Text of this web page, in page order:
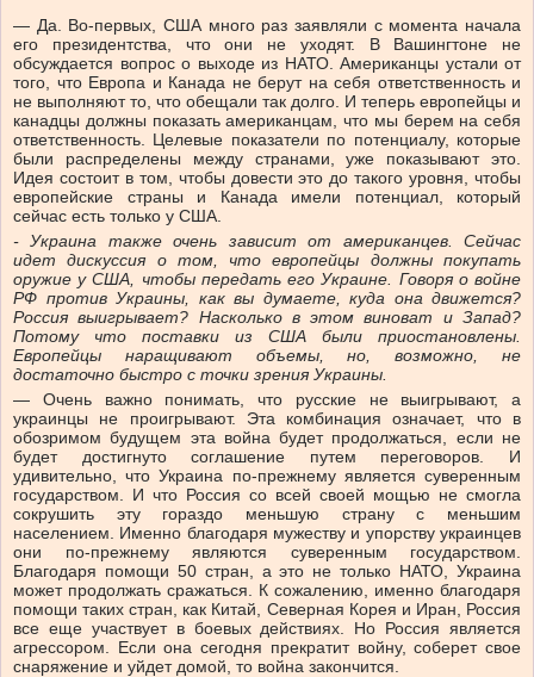
— Да. Во-первых, США много раз заявляли с момента начала
его президентства, что они не уходят. В Вашингтоне не
обсуждается вопрос о выходе из НАТО. Американцы устали от
того, что Европа и Канада не берут на себя ответственность и
не выполняют то, что обещали так долго. И теперь европейцы и
канадцы должны показать американцам, что мы берем на себя
ответственность. Целевые показатели по потенциалу, которые
были распределены между странами, уже показывают это.
Идея состоит в том, чтобы довести это до такого уровня, чтобы
европейские страны и Канада имели потенциал, который
сейчас есть только у США.
-Украина также очень зависит от американцев. Сейчас
идет дискуссия о том, что европейцы должны покупать
оружие у США, чтобы передать его Украине. Говоря о войне
РФ против Украины, как вы думаете, куда она движется?
Россия выигрывает? Насколько в этом виноват и Запад?
Потому что поставки из США были приостановлены.
Европейцы наращивают объемы, но, возможно, не
достаточно быстро с точки зрения Украины.
— Очень важно понимать, что русские не выигрывают, а
украинцы не проигрывают. Эта комбинация означает, что в
обозримом будущем эта война будет продолжаться, если не
будет достигнуто соглашение путем переговоров. И
удивительно, что Украина по-прежнему является суверенным
государством. И что Россия со всей своей мощью не смогла
сокрушить эту гораздо меньшую страну с меньшим
населением. Именно благодаря мужеству и упорству украинцев
они по-прежнему являются суверенным государством.
Благодаря помощи 50 стран, а это не только НАТО, Украина
может продолжать сражаться. К сожалению, именно благодаря
помощи таких стран, как Китай, Северная Корея и Иран, Россия
все еще участвует в боевых действиях. Но Россия является
агрессором. Если она сегодня прекратит войну, соберет свое
снаряжение и уйдет домой, то война закончится.